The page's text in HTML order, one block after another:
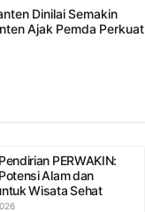
Dinilai Semakin
Ajak Pemda Perkuat
PERWAKIN:
Alam dan
Wisata Sehat